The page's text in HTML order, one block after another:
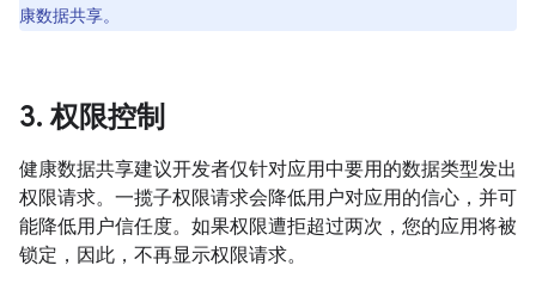
康数据共享。
3. 权限控制
健康数据共享建议开发者仅针对应用中要用的数据类型发出
权限请求。一揽子权限请求会降低用户对应用的信心，并可
能降低用户信任度。如果权限遭拒超过两次，您的应用将被
锁定，因此，不再显示权限请求。